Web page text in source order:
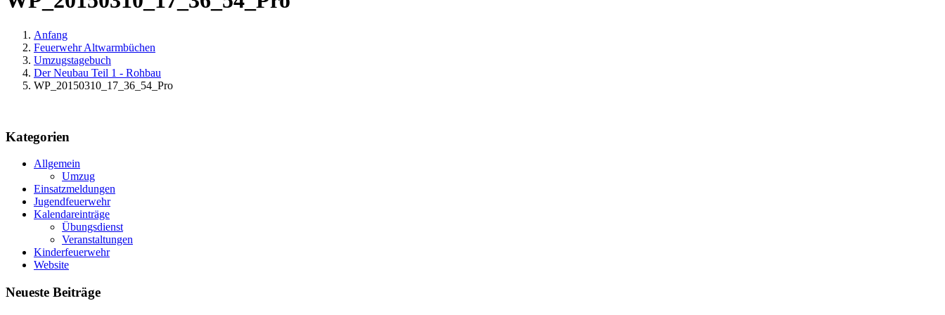
Anfang
Feuerwehr Altwarmbüchen
Umzugstagebuch
Der Neubau Teil 1 - Rohbau
WP_20150310_17_36_54_Pro
Kategorien
Allgemein
Umzug
Einsatzmeldungen
Jugendfeuerwehr
Kalendareinträge
Übungsdienst
Veranstaltungen
Kinderfeuerwehr
Website
Neueste Beiträge